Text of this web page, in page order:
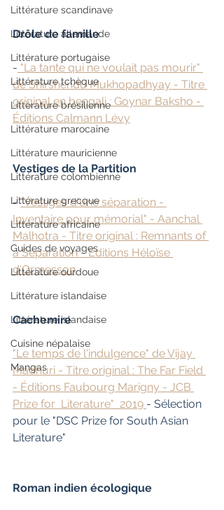
Littérature scandinave
Littérature allemande
Littérature portugaise
Littérature tchèque
Littérature brésilienne
Littérature marocaine
Littérature mauricienne
Littérature colombienne
Littérature grecque
Littérature africaine
Guides de voyages
Littérature ourdoue
Littérature islandaise
Littérature islandaise
Cuisine népalaise
Mangas
Drôle de famille
- "La tante qui ne voulait pas mourir"
de Shirshendu Mukhopadhyay - Titre
original en bengali : Goynar Baksho -
Éditions Calmann Lévy
Vestiges de la Partition
- "Vestiges d'une séparation -
Inventaire pour mémorial" - Aanchal
Malhotra - Titre original : Remnants of
a Separation - Éditions Héloïse
d'Ormesson
Cachemire
"Le temps de l'indulgence" de Vijay
Madhuri - Titre original : The Far Field
- Éditions Faubourg Marigny - JCB
Prize for  Literature"  2019 - Sélection
pour le "DSC Prize for South Asian
Literature"
Roman indien écologique